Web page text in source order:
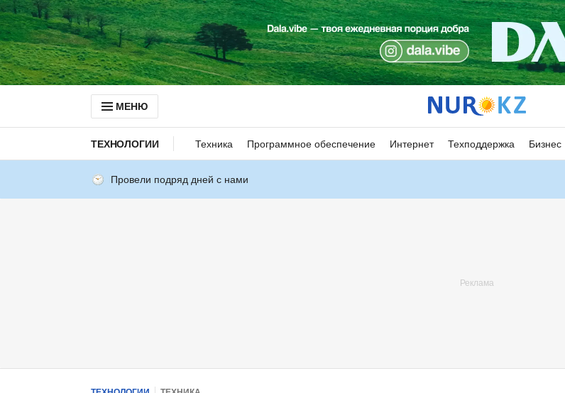
МЕНЮ
ТЕХНОЛОГИИ Техника Программное обеспечение Интернет Техподдержка Бизнес
Провели подряд дней с нами